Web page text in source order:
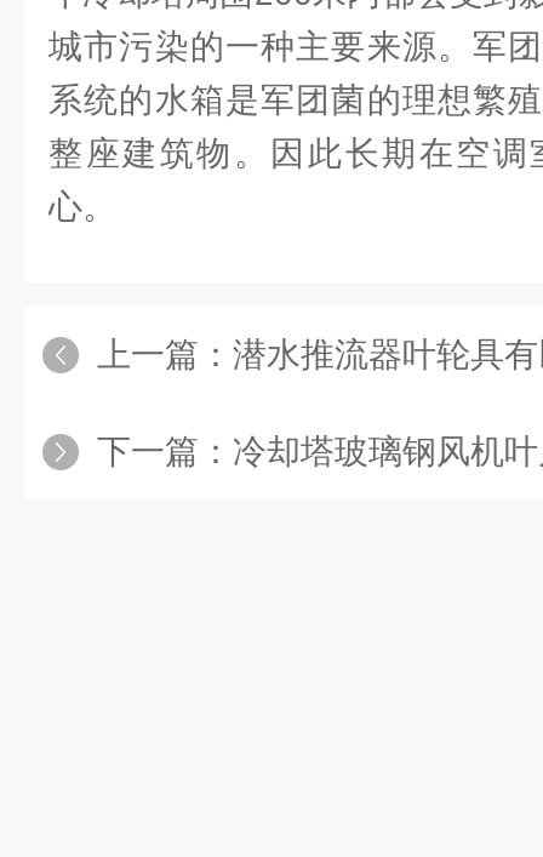
城市污染的一种主要来源。军
系统的水箱是军团菌的理想繁
整座建筑物。因此长期在空
心。
上一篇： 潜水推流器叶轮具
下一篇： 冷却塔玻璃钢风机叶片在安装、